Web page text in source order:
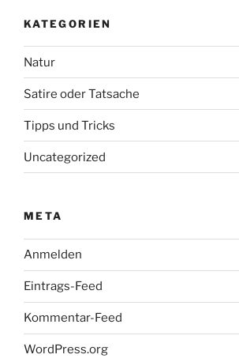
KATEGORIEN
Natur
Satire oder Tatsache
Tipps und Tricks
Uncategorized
META
Anmelden
Eintrags-Feed
Kommentar-Feed
WordPress.org